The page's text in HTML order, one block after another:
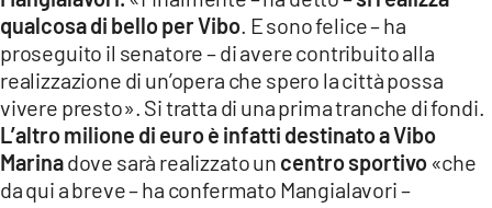
qualcosa di bello per Vibo. E sono felice – ha
proseguito il senatore – di avere contribuito alla
realizzazione di un’opera che spero la città possa
vivere presto». Si tratta di una prima tranche di fondi.
L’altro milione di euro è infatti destinato a Vibo
Marinadove sarà realizzato un centro sportivo«che
da qui a breve – ha confermato Mangialavori –